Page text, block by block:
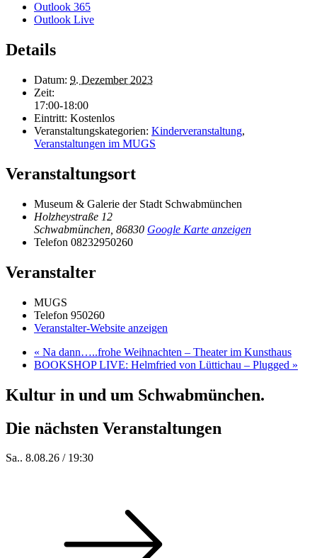
Outlook 365
Outlook Live
Details
Datum: 9. Dezember 2023
Zeit:
17:00-18:00
Eintritt: Kostenlos
Veranstaltungskategorien: Kinderveranstaltung,
Veranstaltungen im MUGS
Veranstaltungsort
Museum & Galerie der Stadt Schwabmünchen
Holzheystraße 12
Schwabmünchen 86830 Google Karte anzeigen
Telefon 08232950260
Veranstalter
MUGS
Telefon 950260
Veranstalter-Website anzeigen
« Na dann…..frohe Weihnachten – Theater im Kunsthaus
BOOKSHOP LIVE: Helmfried von Lüttichau – Plugged »
Kultur in und um Schwabmünchen.
Die nächsten Veranstaltungen
Sa.. 8.08.26 / 19:30